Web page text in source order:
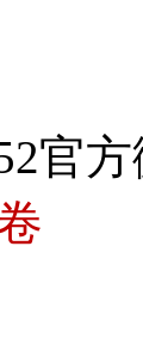
官